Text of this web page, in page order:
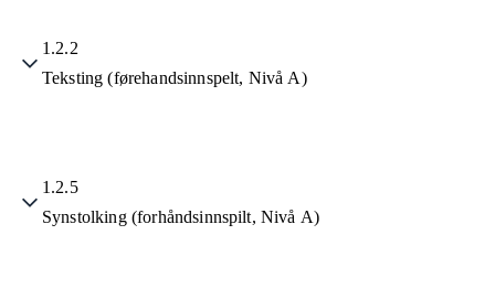
1.2.2
Teksting (førehandsinnspelt, Nivå A)
1.2.5
Synstolking (forhåndsinnspilt, Nivå A)